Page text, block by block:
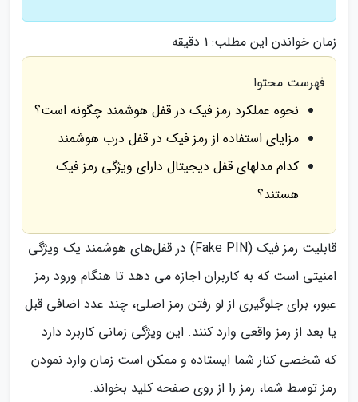
زمان خواندن این مطلب: 1 دقیقه
فهرست محتوا
نحوه عملکرد رمز فیک در قفل هوشمند چگونه است؟
مزایای استفاده از رمز فیک در قفل درب هوشمند
کدام مدلهای قفل دیجیتال دارای ویژگی رمز فیک
هستند؟
قابلیت رمز فیک (Fake PIN) در قفل‌های هوشمند یک ویژگی
امنیتی است که به کاربران اجازه می‌ دهد تا هنگام ورود رمز
عبور، برای جلوگیری از لو رفتن رمز اصلی، چند عدد اضافی قبل
یا بعد از رمز واقعی وارد کنند. این ویژگی زمانی کاربرد دارد
که شخصی کنار شما ایستاده و ممکن است زمان وارد نمودن
رمز توسط شما، رمز را از روی صفحه‌ کلید بخواند.